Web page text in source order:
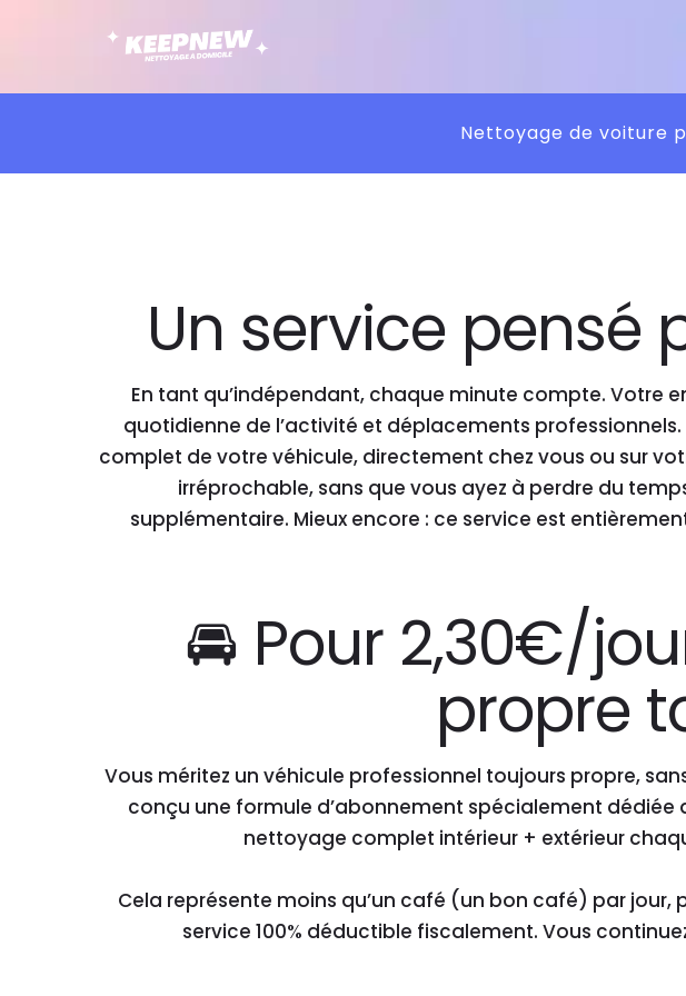
Nettoyage de voiture
Un service pensé
En tant qu’indépendant, chaque minute compte. Votre
quotidienne de l’activité et déplacements
complet de votre véhicule, directement chez vous ou sur
irréprochable, sans que vous ayez à perdre du
supplémentaire. Mieux encore : ce service est
🚘 Pour 2,30€/
propre
Vous méritez un véhicule professionnel toujours propre,
conçu une formule d’abonnement spécialement dédiée
nettoyage complet intérieur + extérieur
Cela représente moins qu’un café (un bon café) par
service 100% déductible fiscalement. Vous